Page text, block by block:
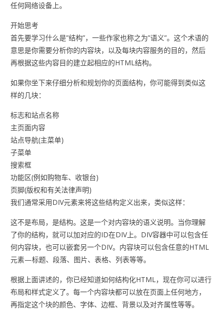
任何网络设备上。
开始思考
首先要学习什么是”结构”，一些作家也称之为”语义”。这个术语的
意思是你需要分析你的内容块，以及每块内容服务的目的，然后
再根据这些内容目的建立起相应的HTML结构。
如果你坐下来仔细分析和规划你的页面结构，你可能得到类似这
样的几块：
标志和站点名称
主页面内容
站点导航(主菜单)
子菜单
搜索框
功能区(例如购物车、收银台)
页脚(版权和有关法律声明)
我们通常采用DIV元素来将这些结构定义出来，类似这样：
这不是布局，是结构。这是一个对内容块的语义说明。当你理解
了你的结构，就可以加对应的ID在DIV上。DIV容器中可以包含任
何内容块，也可以嵌套另一个DIV。内容块可以包含任意的HTML
元素—标题、段落、图片、表格、列表等等。
根据上面讲述的，你已经知道如何结构化HTML，现在你可以进行
布局和样式定义了。每一个内容块都可以放在页面上任何地方，
再指定这个块的颜色、字体、边框、背景以及对齐属性等等。